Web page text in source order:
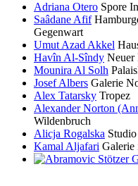
Adriana Otero Spore
Saâdane Afif
Gegenwart
Umut Azad Akkel
Havîn Al-Sîndy Neuer
Mounira Al Solh
Josef Albers Galerie
Alex Tatarsky Tropez
Alexander Norton
Wildenbruch
Alicja Rogalska
Kamal Aljafari Galerie